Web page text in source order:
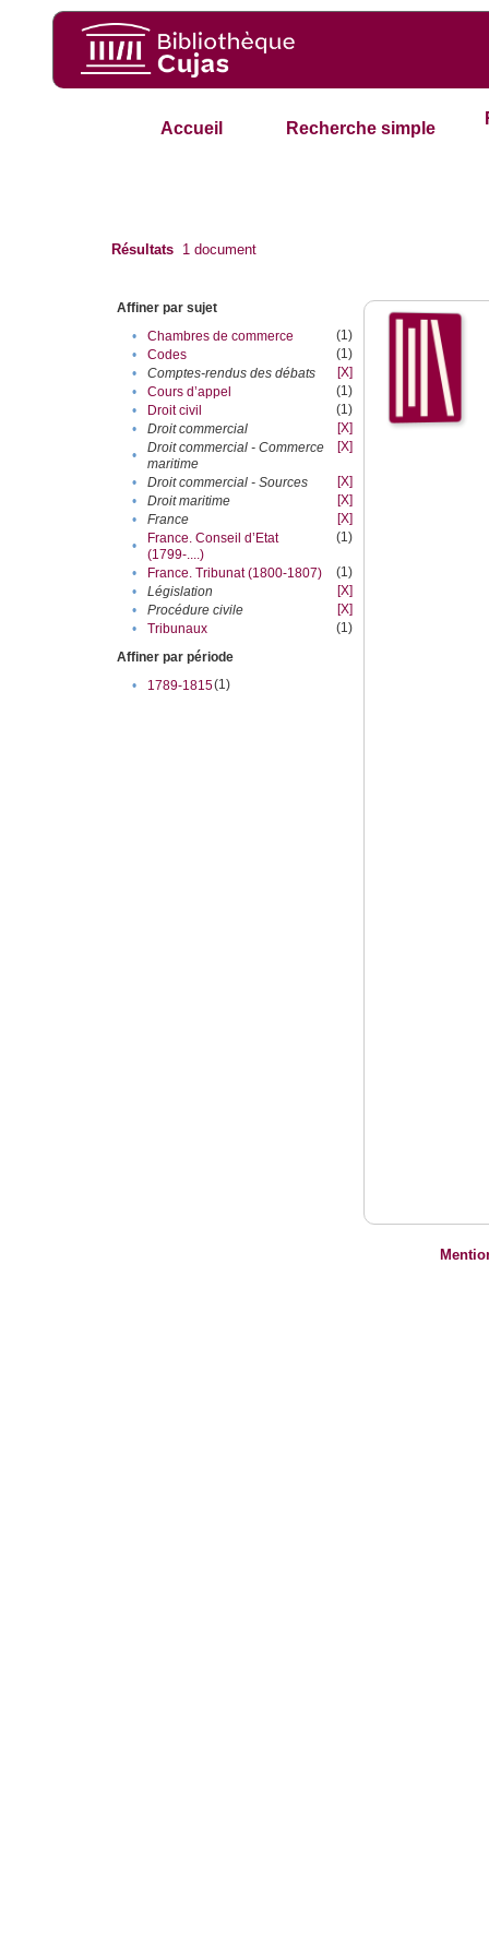
Accueil Recherche simple
Résultats 1 document
Affiner par sujet
•
Chambres de commerce
(1)
•
Codes
(1)
•
Comptes-rendus des débats
[X]
•
Cours d’appel
(1)
•
Droit civil
(1)
•
Droit commercial
[X]
•
Droit commercial - Commerce
maritime
[X]
• Droit commercial - Sources
[X]
•
Droit maritime
[X]
•
France
[X]
•
France. Conseil d’Etat
(1799-....)
(1)
• France. Tribunat (1800-1807)
(1)
•
Législation
[X]
•
Procédure civile
[X]
•
Tribunaux
(1)
Affiner par période
•
1789-1815(1)